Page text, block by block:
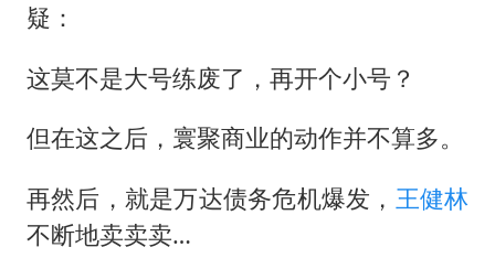
疑：
这莫不是大号练废了，再开个小号？
但在这之后，寰聚商业的动作并不算多。
再然后，就是万达债务危机爆发， 王健林
不断地卖卖卖…